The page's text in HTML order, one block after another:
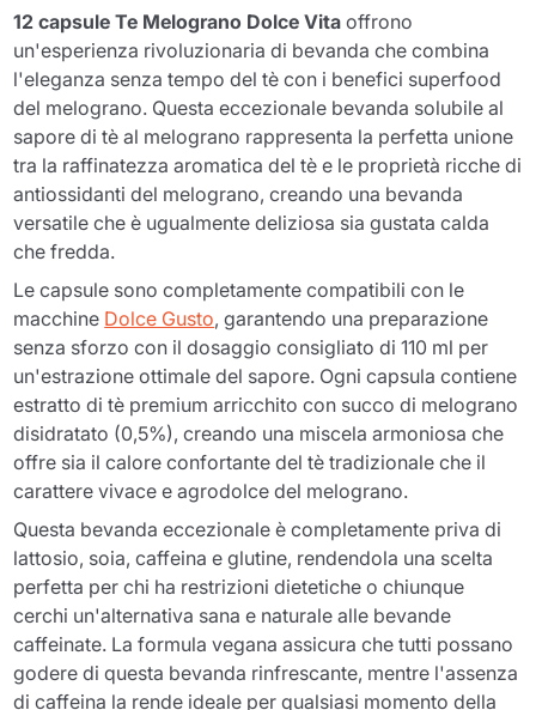
12 capsule Te Melograno Dolce Vita offrono
un'esperienza rivoluzionaria di bevanda che combina
l'eleganza senza tempo del tè con i benefici superfood
del melograno. Questa eccezionale bevanda solubile al
sapore di tè al melograno rappresenta la perfetta unione
tra la raffinatezza aromatica del tè e le proprietà ricche di
antiossidanti del melograno, creando una bevanda
versatile che è ugualmente deliziosa sia gustata calda
che fredda.
Le capsule sono completamente compatibili con le
macchine Dolce Gusto, garantendo una preparazione
senza sforzo con il dosaggio consigliato di 110 ml per
un'estrazione ottimale del sapore. Ogni capsula contiene
estratto di tè premium arricchito con succo di melograno
disidratato (0,5%), creando una miscela armoniosa che
offre sia il calore confortante del tè tradizionale che il
carattere vivace e agrodolce del melograno.
Questa bevanda eccezionale è completamente priva di
lattosio, soia, caffeina e glutine, rendendola una scelta
perfetta per chi ha restrizioni dietetiche o chiunque
cerchi un'alternativa sana e naturale alle bevande
caffeinate. La formula vegana assicura che tutti possano
godere di questa bevanda rinfrescante, mentre l'assenza
di caffeina la rende ideale per qualsiasi momento della